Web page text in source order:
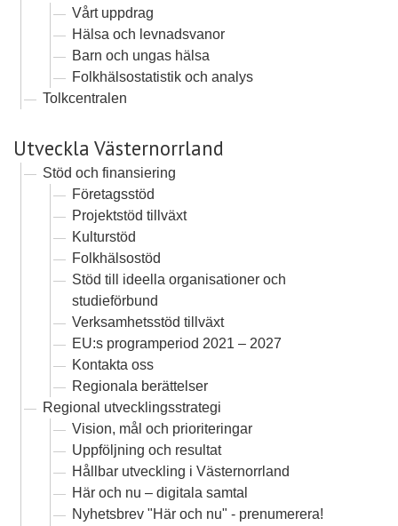
Vårt uppdrag
Hälsa och levnadsvanor
Barn och ungas hälsa
Folkhälsostatistik och analys
Tolkcentralen
Utveckla Västernorrland
Stöd och finansiering
Företagsstöd
Projektstöd tillväxt
Kulturstöd
Folkhälsostöd
Stöd till ideella organisationer och
studieförbund
Verksamhetsstöd tillväxt
EU:s programperiod 2021 – 2027
Kontakta oss
Regionala berättelser
Regional utvecklingsstrategi
Vision, mål och prioriteringar
Uppföljning och resultat
Hållbar utveckling i Västernorrland
Här och nu – digitala samtal
Nyhetsbrev "Här och nu" - prenumerera!